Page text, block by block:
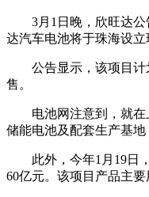
3月1日晚，欣旺达
达汽车电池将于珠海设
公告显示，该项目
售。
电池网注意到，就
储能电池及配套生产基
此外，今年1月19日
60亿元。该项目产品主